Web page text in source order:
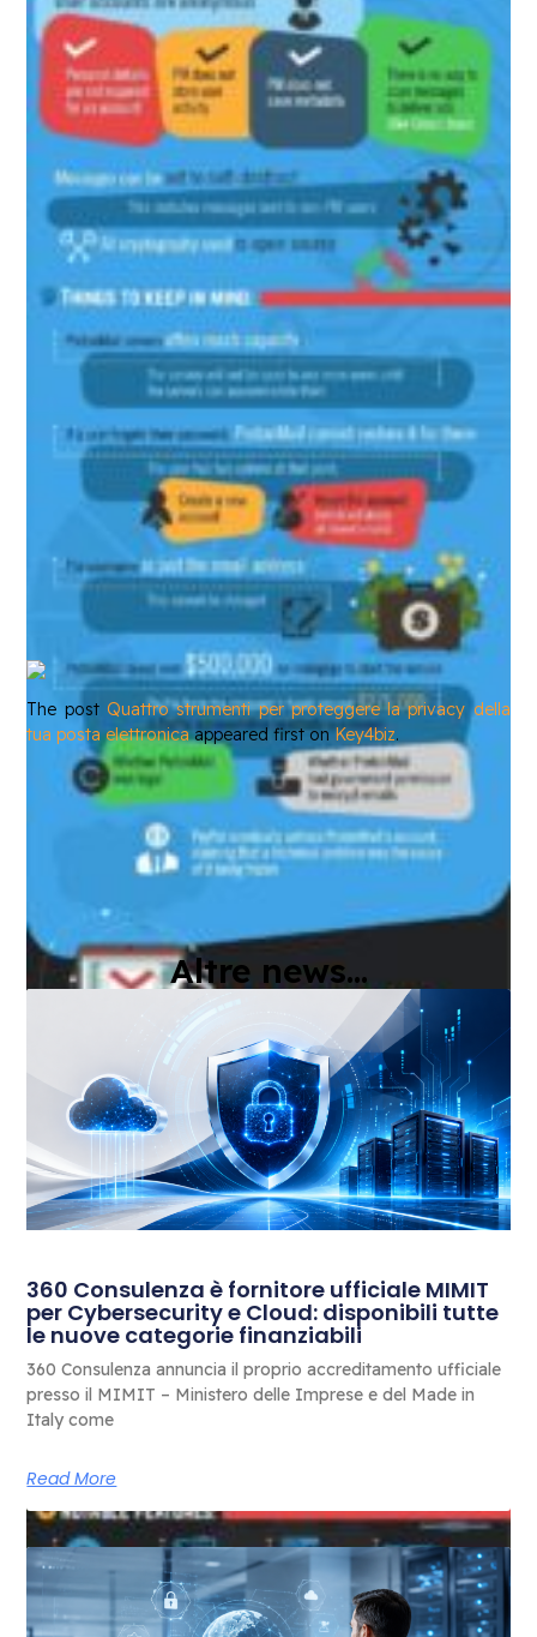
The post Quattro strumenti per proteggere la privacy della
tua posta elettronicaappeared first onKey4biz.
Altre news...
360 Consulenza è fornitore ufficiale MIMIT
per Cybersecurity e Cloud: disponibili tutte
le nuove categorie finanziabili
360 Consulenza annuncia il proprio accreditamento ufficiale
presso il MIMIT – Ministero delle Imprese e del Made in
Italy come
Read More